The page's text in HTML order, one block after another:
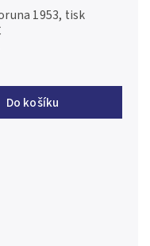
Do košíku
1953, tisk